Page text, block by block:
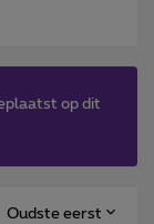
op dit
Oudste eerst